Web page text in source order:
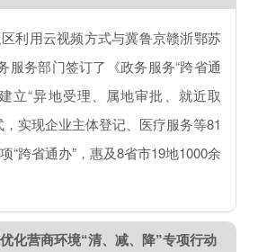
利用云视频方式与冀鲁京赣浙鄂苏
服务部门签订了《政务服务“跨省通
立“异地受理、属地审批、就近取
实现企业主体登记、医疗服务等81
“跨省通办”，惠及8省市19地1000余
优化营商环境“清、减、降”专项行动